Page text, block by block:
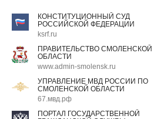
КОНСТИТУЦИОННЫЙ СУД
РОССИЙСКОЙ ФЕДЕРАЦИИ
ksrf.ru
ПРАВИТЕЛЬСТВО СМОЛЕНСКОЙ
ОБЛАСТИ
www.admin-smolensk.ru
УПРАВЛЕНИЕ МВД РОССИИ ПО
СМОЛЕНСКОЙ ОБЛАСТИ
67.мвд.рф
ПОРТАЛ ГОСУДАРСТВЕННОЙ